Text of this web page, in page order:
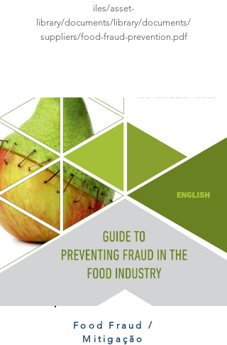
iles/asset-
library/documents/library/documents/
suppliers/food-fraud-prevention.pdf
Food Fraud /
Mitigação